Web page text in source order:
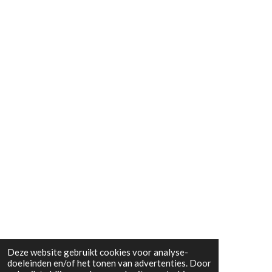
Deze website gebruikt cookies voor analyse-
doeleinden en/of het tonen van advertenties. Door